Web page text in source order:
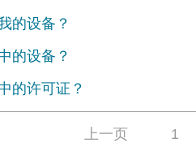
的设备？
的设备？
的许可证？
上一页 1